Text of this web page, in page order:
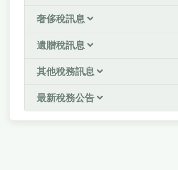
奢侈稅訊息
遺贈稅訊息
其他稅務訊息
最新稅務公告